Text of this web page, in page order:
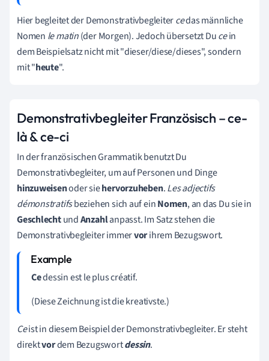
Hier begleitet derDemonstrativbegleitercedas männliche
Nomen lematin(der Morgen). Jedoch übersetzt Ducein
dem Beispielsatznicht mit "dieser/diese/dieses", sondern
mit "heute".
Demonstrativbegleiter Französisch – ce-
là & ce-ci
In der französischen Grammatik benutzt Du
Demonstrativbegleiter, um auf Personen und Dinge
hinzuweisenoder siehervorzuheben.Les adjectifs
démonstratifsbeziehen sich auf einNomen, an das Du sie in
GeschlechtundAnzahlanpasst. Im Satz stehen die
Demonstrativbegleiterimmervorihrem Bezugswort.
Cedessin est le plus créatif.
(Diese Zeichnung ist die kreativste.)
Ceist in diesem Beispiel der Demonstrativbegleiter. Er steht
direktvordem Bezugswortdessin.